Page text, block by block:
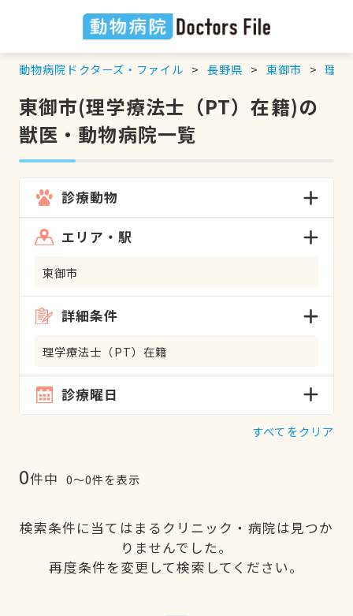
動物病院ドクターズ・ファイル 長野県 東御市 理学
東御市(理学療法士（PT）在籍)の
獣医・動物病院一覧
診療動物
エリア・駅
東御市
詳細条件
理学療法士（PT）在籍
診療曜日
すべてをクリア
0件中 0〜0件を表示
検索条件に当てはまるクリニック・病院は見つか
りませんでした。
再度条件を変更して検索してください。